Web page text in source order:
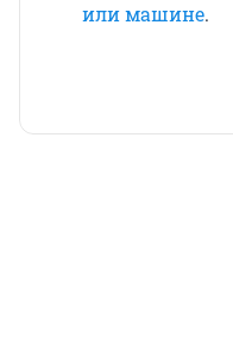
или машине.